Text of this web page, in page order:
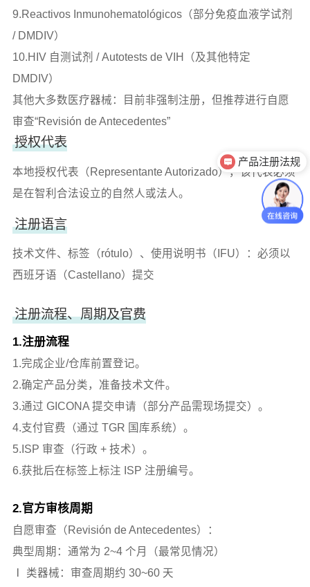
9.Reactivos Inmunohematológicos（部分免疫血液学试剂
/ DMDIV）
10.HIV 自测试剂 / Autotests de VIH（及其他特定
DMDIV）
其他大多数医疗器械：目前非强制注册，但推荐进行自愿
审查“Revisión de Antecedentes”
授权代表
本地授权代表（Representante Autorizado），该代表必须
是在智利合法设立的自然人或法人。
注册语言
技术文件、标签（rótulo）、使用说明书（IFU）：必须以
西班牙语（Castellano）提交
注册流程、周期及官费
1.注册流程
1.完成企业/仓库前置登记。
2.确定产品分类，准备技术文件。
3.通过 GICONA 提交申请（部分产品需现场提交）。
4.支付官费（通过 TGR 国库系统）。
5.ISP 审查（行政 + 技术）。
6.获批后在标签上标注 ISP 注册编号。
2.官方审核周期
自愿审查（Revisión de Antecedentes）：
典型周期：通常为 2~4 个月（最常见情况）
Ⅰ 类器械：审查周期约 30~60 天
产品注册法规